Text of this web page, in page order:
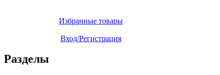
Избранные товары
Вход/Регистрация
Разделы